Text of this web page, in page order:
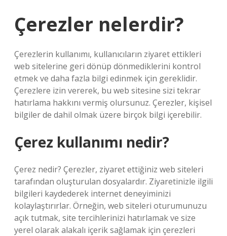
Çerezler nelerdir?
Çerezlerin kullanımı, kullanıcıların ziyaret ettikleri
web sitelerine geri dönüp dönmediklerini kontrol
etmek ve daha fazla bilgi edinmek için gereklidir.
Çerezlere izin vererek, bu web sitesine sizi tekrar
hatırlama hakkını vermiş olursunuz. Çerezler, kişisel
bilgiler de dahil olmak üzere birçok bilgi içerebilir.
Çerez kullanımı nedir?
Çerez nedir? Çerezler, ziyaret ettiğiniz web siteleri
tarafından oluşturulan dosyalardır. Ziyaretinizle ilgili
bilgileri kaydederek internet deneyiminizi
kolaylaştırırlar. Örneğin, web siteleri oturumunuzu
açık tutmak, site tercihlerinizi hatırlamak ve size
yerel olarak alakalı içerik sağlamak için çerezleri